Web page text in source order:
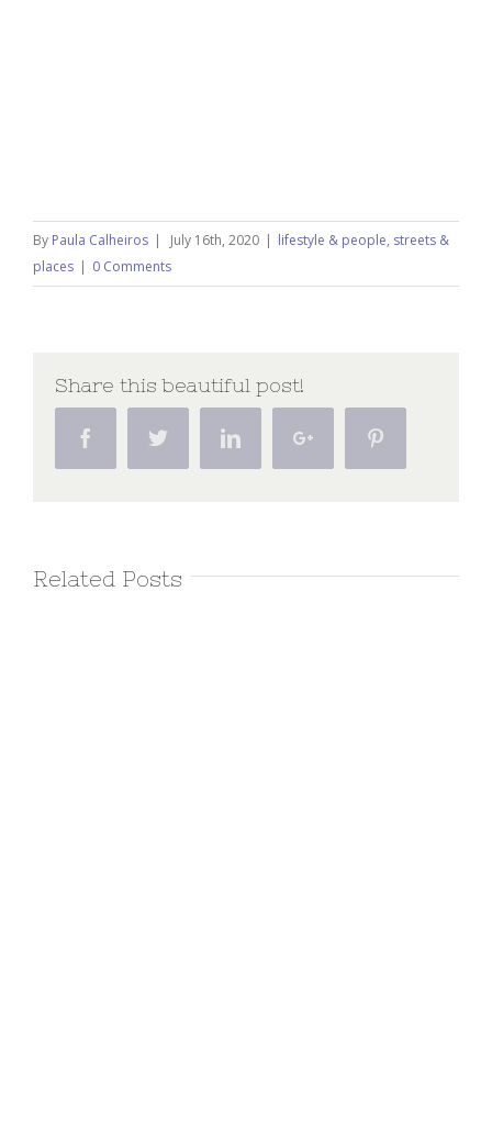
By Paula Calheiros | July 16th, 2020 | lifestyle & people, streets &
places | 0 Comments
Share this beautiful post!
Facebook Twitter LinkedinGoogle+
Related Posts